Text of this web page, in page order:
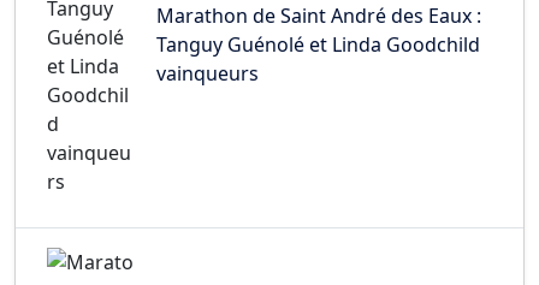
Marathon de Saint André des Eaux :
Tanguy Guénolé et Linda Goodchild
vainqueurs